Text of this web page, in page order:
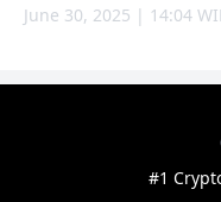
June 30, 2025 | 14:04
#1